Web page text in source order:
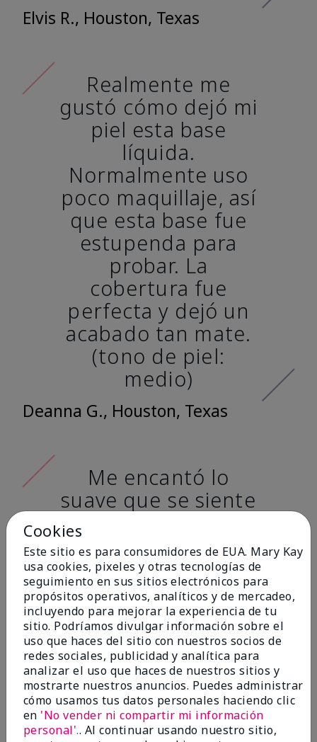
Elvis R., Houston, Texas
Realmente me
gustó cómo dejó mi
piel esta base
líquida.
Normalmente uso
poco maquillaje, así
que esta base fue
estupenda para
probar. La
cobertura fue
perfecta y dejó un
acabado tan mate.
(tono de piel:
medio)
Deanna G., Houston, Texas
Me encantó lo
suave que se siente
al aplicarla. Tiene
un acabado mate
muy bonito y no se
siente pastosa en la
piel. (tono de piel:
claro)
Ailime A., Tampa, Fla.
Cookies
Este sitio es para consumidores de EUA. Mary Kay
usa cookies, pixeles y otras tecnologías de
seguimiento en sus sitios electrónicos para
propósitos operativos, analíticos y de mercadeo,
incluyendo para mejorar la experiencia de tu
sitio. Podríamos divulgar información sobre el
uso que haces del sitio con nuestros socios de
redes sociales, publicidad y analítica para
analizar el uso que haces de nuestros sitios y
mostrarte nuestros anuncios. Puedes administrar
cómo usamos tus datos personales haciendo clic
en 'No vender ni compartir mi información
personal'.. Al continuar usando nuestro sitio,